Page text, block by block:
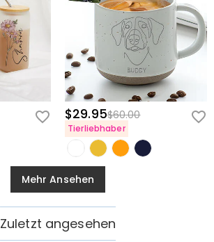
$29.95$60.00
Tierliebhaber
Mehr Ansehen
Zuletzt angesehen